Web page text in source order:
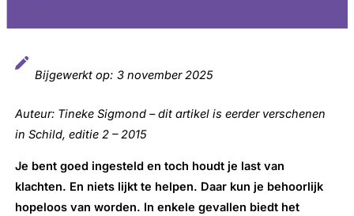
Bijgewerkt op: 3 november 2025
Auteur: Tineke Sigmond – dit artikel is eerder verschenen
in Schild, editie 2 – 2015
Je bent goed ingesteld en toch houdt je last van
klachten. En niets lijkt te helpen. Daar kun je behoorlijk
hopeloos van worden. In enkele gevallen biedt het